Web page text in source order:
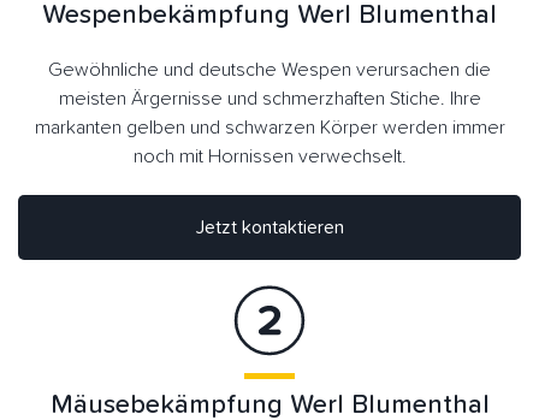
Wespenbekämpfung Werl Blumenthal
Gewöhnliche und deutsche Wespen verursachen die
meisten Ärgernisse und schmerzhaften Stiche. Ihre
markanten gelben und schwarzen Körper werden immer
noch mit Hornissen verwechselt.
Jetzt kontaktieren
Mäusebekämpfung Werl Blumenthal